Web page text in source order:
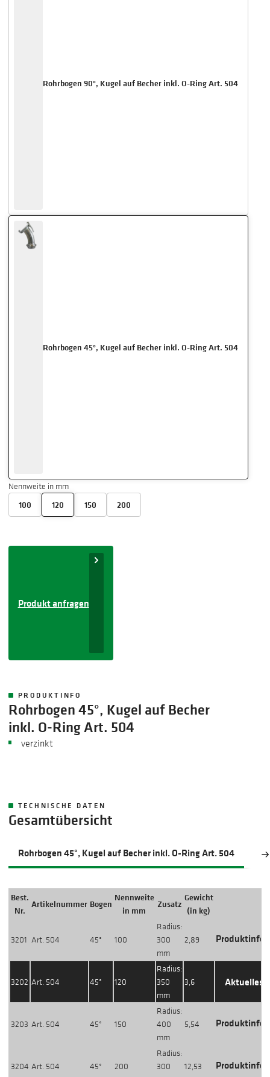
Rohrbogen 90°, Kugel auf Becher inkl. O-Ring Art. 504
Rohrbogen 45°, Kugel auf Becher inkl. O-Ring Art. 504
Nennweite in mm
100 120 150 200
Produkt anfragen
PRODUKTINFO
Rohrbogen 45°, Kugel auf Becher
inkl. O-Ring Art. 504
​verzinkt
TECHNISCHE DATEN
Gesamtübersicht
Rohrbogen 45°, Kugel auf Becher inkl. O-Ring Art. 504
Best.
Nr.
Artikelnummer Bogen
Nennweite
in mm
Zusatz
Gewicht
(in kg)
3201 Art. 504 45° 100
Radius:
300
mm
2,89
3202 Art. 504 45° 120
Radius:
350
mm
3,6 Aktuelles
3203 Art. 504 45° 150
Radius:
400
mm
5,54
3204 Art. 504 45° 200
Radius:
300
12,53